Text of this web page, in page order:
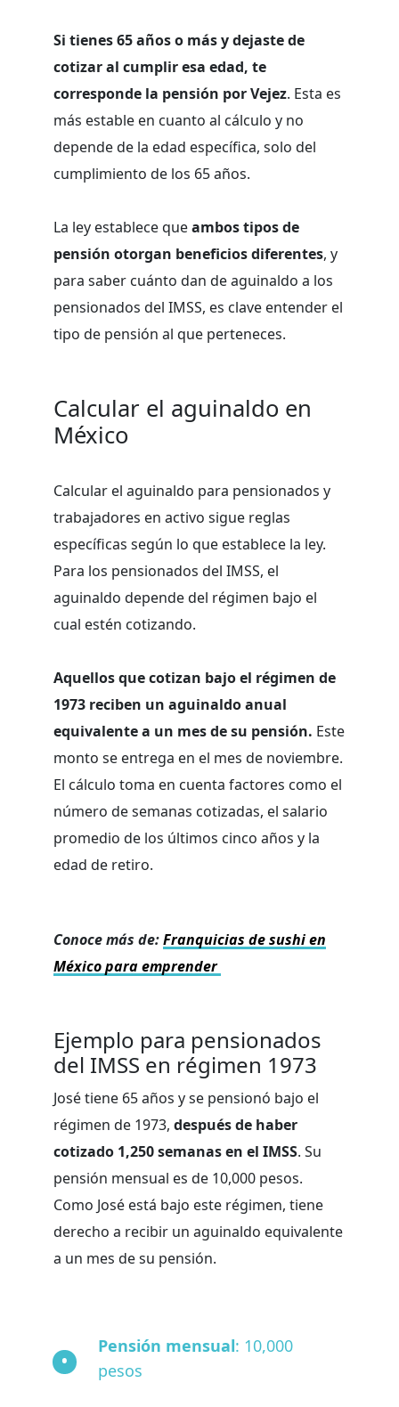
Si tienes 65 años o más y dejaste de
cotizar al cumplir esa edad, te
corresponde la pensión por Vejez. Esta es
más estable en cuanto al cálculo y no
depende de la edad específica, solo del
cumplimiento de los 65 años.
La ley establece queambos tipos de
pensión otorgan beneficios diferentes, y
para saber cuánto dan de aguinaldo a los
pensionados del IMSS, es clave entender el
tipo de pensión al que perteneces.
Calcular el aguinaldo en
México
Calcular el aguinaldo para pensionados y
trabajadores en activo sigue reglas
específicas según lo que establece la ley.
Para los pensionados del IMSS, el
aguinaldo depende del régimen bajo el
cual estén cotizando.
Aquellos que cotizan bajo el régimen de
1973 reciben un aguinaldo anual
equivalente a un mes de su pensión. Este
monto se entrega en el mes de noviembre.
El cálculo toma en cuenta factores como el
número de semanas cotizadas, el salario
promedio de los últimos cinco años y la
edad de retiro.
Conoce más de:Franquicias de sushi en
México para emprender
Ejemplo para pensionados
del IMSS en régimen 1973
José tiene 65 años y se pensionó bajo el
régimen de 1973, después de haber
cotizado 1,250 semanas en el IMSS. Su
pensión mensual es de 10,000 pesos.
Como José está bajo este régimen, tiene
derecho a recibir un aguinaldo equivalente
a un mes de su pensión.
Pensión mensual: 10,000
pesos